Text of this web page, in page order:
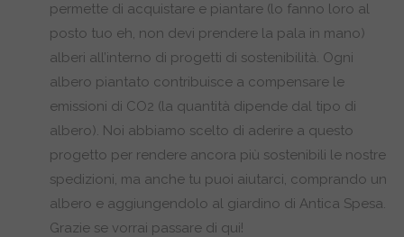
permette di acquistare e piantare (lo fanno loro al
posto tuo eh, non devi prendere la pala in mano)
alberi all’interno di progetti di sostenibilità. Ogni
albero piantato contribuisce a compensare le
emissioni di CO2 (la quantità dipende dal tipo di
albero). Noi abbiamo scelto di aderire a questo
progetto per rendere ancora più sostenibili le nostre
spedizioni, ma anche tu puoi aiutarci, comprando un
albero e aggiungendolo al giardino di Antica Spesa.
Grazie se vorrai passare di qui!